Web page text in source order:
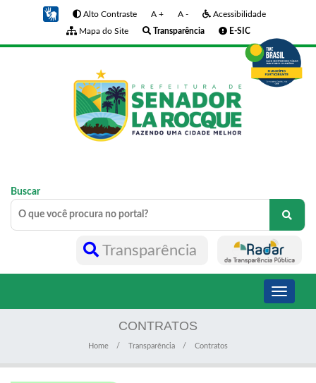
Alto Contraste A + A -
Acessibilidade
Mapa do Site
Transparência E-SIC
Buscar
Transparência
Toggle
CONTRATOS
Home Transparência Contratos